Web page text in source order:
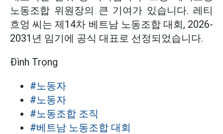
노동조합 위원장의 큰 기여가 있습니다. 레티
흐엉 씨는 제14차 베트남 노동조합 대회, 2026-
2031년 임기에 공식 대표로 선정되었습니다.
Đình Trọng
#노동자
#노동자
#노동조합 조직
#베트남 노동조합 대회